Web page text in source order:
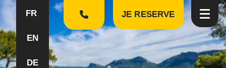
FR
EN
DE
JE RESERVE